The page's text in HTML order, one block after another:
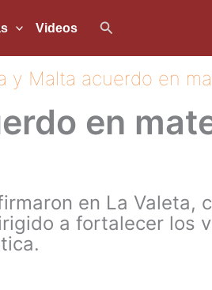
Videos Buscar
y Malta acuerdo en
en
en La Valeta,
a fortalecer los